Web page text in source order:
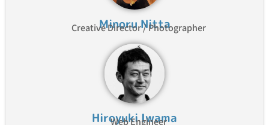
Minoru Nitta
Creative Director / Photographer
Hiroyuki Iwama
Web Engineer